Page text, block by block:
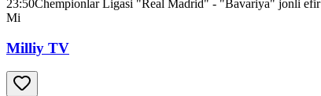
23:50Chempionlar Ligasi "Real Madrid" - "Bavariya" jonli efir
Mi
Milliy TV